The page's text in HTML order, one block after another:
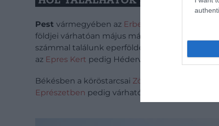
Pest vármegyében az Erbeerland
földjei várhatóan május második felében
számmal találunk eperföldeket: az
az Epres Kert pedig Héderváron várja majd a
Békésben a köröstarcsai Zöld Fa Eper
idén
Eprészetben pedig várhatóan május 15-től